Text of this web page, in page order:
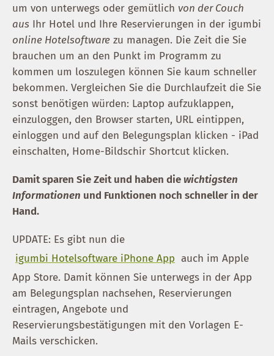
um von unterwegs oder gemütlich von der Couch
aus Ihr Hotel und Ihre Reservierungen in der igumbi
online Hotelsoftware zu managen. Die Zeit die Sie
brauchen um an den Punkt im Programm zu
kommen um loszulegen können Sie kaum schneller
bekommen. Vergleichen Sie die Durchlaufzeit die Sie
sonst benötigen würden: Laptop aufzuklappen,
einzuloggen, den Browser starten, URL eintippen,
einloggen und auf den Belegungsplan klicken - iPad
einschalten, Home-Bildschir Shortcut klicken.
Damit sparen Sie Zeit und haben diewichtigsten
Informationen und Funktionen noch schneller in der
Hand.
UPDATE: Es gibt nun die
igumbi Hotelsoftware iPhone App auch im Apple
App Store. Damit können Sie unterwegs in der App
am Belegungsplan nachsehen, Reservierungen
eintragen, Angebote und
Reservierungsbestätigungen mit den Vorlagen E-
Mails verschicken.